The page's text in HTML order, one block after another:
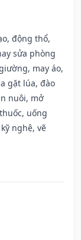
động thổ,
sửa phòng
may áo,
gặt lúa, đào
nuôi, mở
uống
nghệ, vẽ